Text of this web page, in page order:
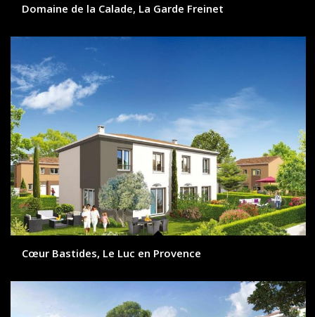
Domaine de la Calade, La Garde Freinet
Cœur Bastides, Le Luc en Provence